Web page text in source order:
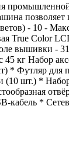
- 10 -
True Color
вышивки -
кг Набор
* Футляр
шт.) *
кабель *